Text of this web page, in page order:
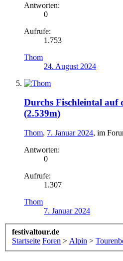
Antworten:
0
Aufrufe:
1.753
Thom
24. August 2024
Durchs Fischleintal auf
(2.539m)
Thom, 7. Januar 2024, im
Antworten:
0
Aufrufe:
1.307
Thom
7. Januar 2024
festivaltour.de
Startseite Foren > Alpin >